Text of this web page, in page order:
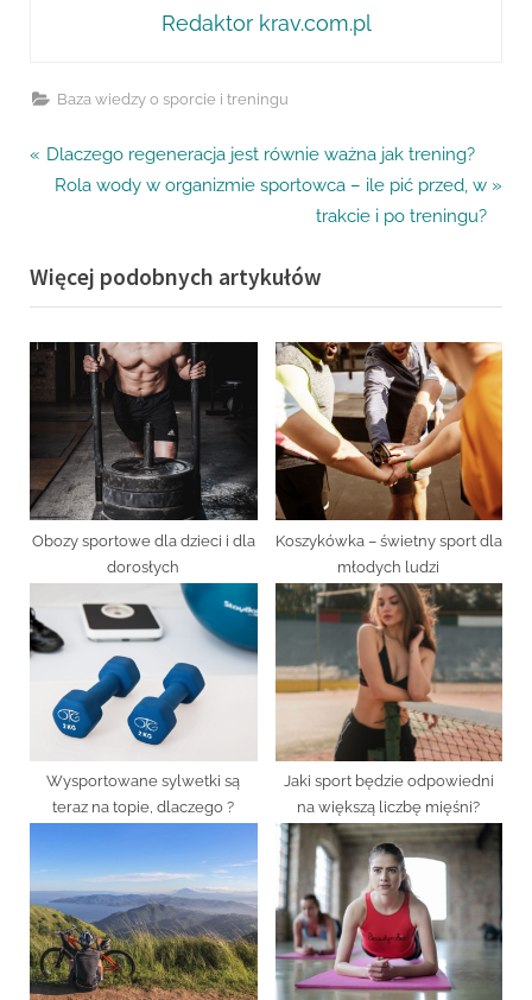
Redaktor krav.com.pl
Baza wiedzy o sporcie i treningu
Nawigacja
P
i
o
u
P
s
t
:
Dlaczego regeneracja jest równie ważna jak trening?
N
t
P
o
t
Rola wody w organizmie sportowca – ile pić przed, w
trakcie i po treningu?
Więcej podobnych artykułów
Obozy sportowe dla dzieci i dla
dorosłych
Koszykówka – świetny sport dla
młodych ludzi
Wysportowane sylwetki są
teraz na topie, dlaczego ?
Jaki sport będzie odpowiedni
na większą liczbę mięśni?